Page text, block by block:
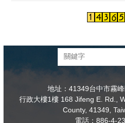
地址：41349台中市霧
行政大樓1樓 168 Jifeng E. Rd.,
County, 41349,
電話：886-4-